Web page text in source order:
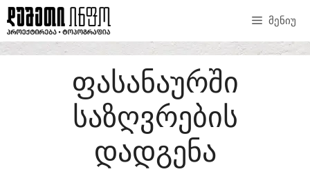
SKIP
TO
CONTENT
ᲛᲔᲜᲘᲣ
ᲤᲐᲡᲐᲜᲐᲣᲠᲨᲘ
ᲡᲐᲖᲦᲕᲠᲔᲑᲘᲡ
ᲓᲐᲓᲒᲔᲜᲐ